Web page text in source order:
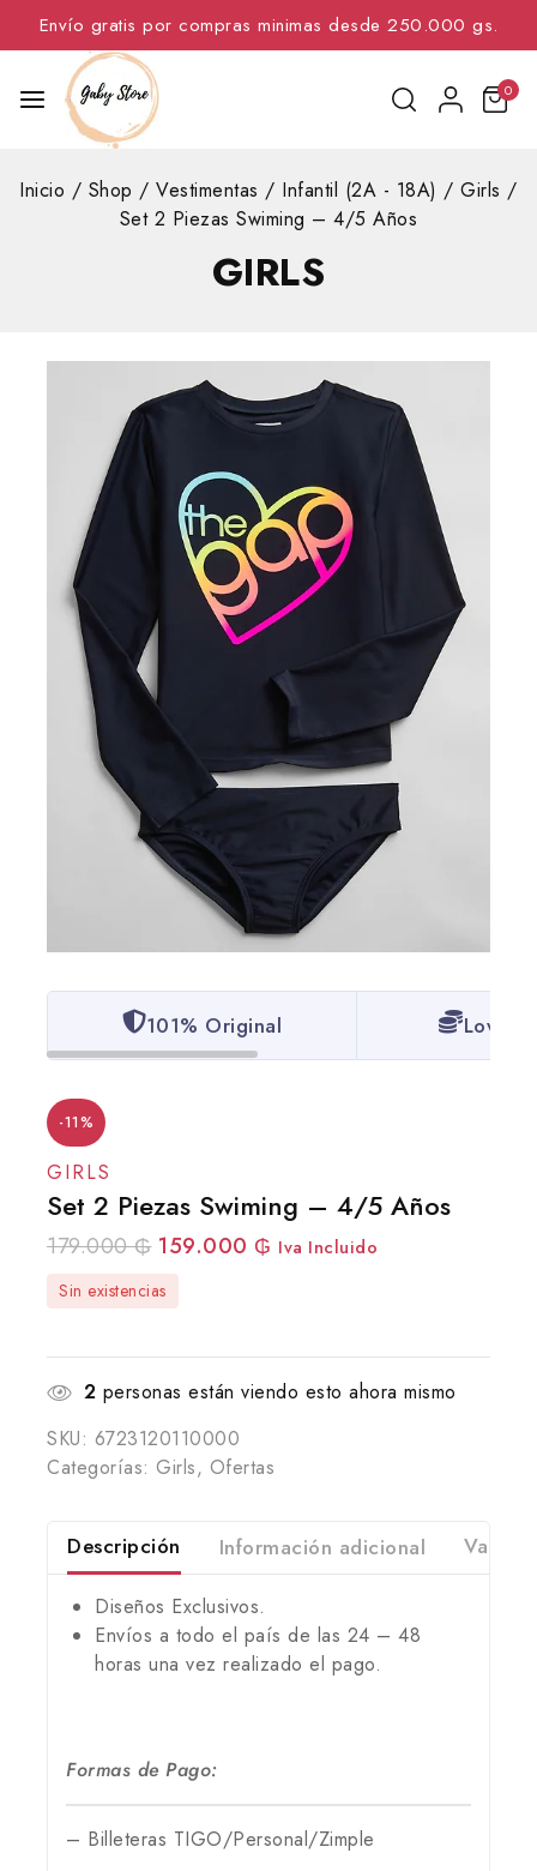
Envío gratis por compras minimas desde 250.000 gs.
0
Inicio / Shop / Vestimentas / Infantil (2A - 18A) / Girls /
Set 2 Piezas Swiming – 4/5 Años
GIRLS
101% Original Lowest
-11%
GIRLS
Set 2 Piezas Swiming – 4/5 Años
179.000₲ 159.000 ₲ Iva Incluido
Sin existencias
2 personas están viendo esto ahora mismo
SKU: 6723120110000
Categorías: Girls, Ofertas
Descripción Información adicional
Diseños Exclusivos.
Envíos a todo el país de las 24 – 48
horas una vez realizado el pago.
Formas de Pago:
– Billeteras TIGO/Personal/Zimple